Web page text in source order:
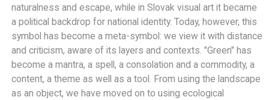
naturalness and escape, while in Slovak visual art it became
a political backdrop for national identity. Today, however, this
symbol has become a meta-symbol: we view it with distance
and criticism, aware of its layers and contexts. "Green" has
become a mantra, a spell, a consolation and a commodity, a
content, a theme as well as a tool. From using the landscape
as an object, we have moved on to using ecological